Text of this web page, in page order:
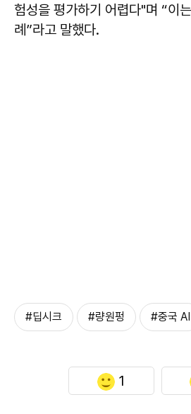
험성을 평가하기 어렵다"며 “이
례”라고 말했다.
#딥시크 #량원펑 #중국 AI
1